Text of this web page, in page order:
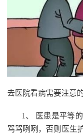
去医院看病需要注意
1、 医患是平等
骂骂咧咧，否则医生